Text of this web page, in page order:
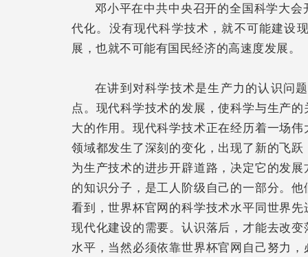
邓小平在中共中央召开的全国科学大
代化。没有现代科学技术，就不可能建设
展，也就不可能有国民经济的高速度发展。
在讲到对科学技术是生产力的认识问
点。现代科学技术的发展，使科学与生产
大的作用。现代科学技术正在经历着一场
领域都发生了深刻的变化，出现了新的飞
为生产技术的进步开辟道路，决定它的发
的知识分子，是工人阶级自己的一部分。
看到，世界杯官网的科学技术水平同世界
现代化建设的需要。认识落后，才能去改
水平，当然必须依靠世界杯官网自己努力